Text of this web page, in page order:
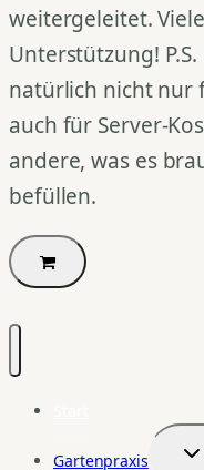
weitergeleitet.
Unterstützung!
natürlich nicht nur
auch für Server-
andere, was es
befüllen.
Gartenpraxis